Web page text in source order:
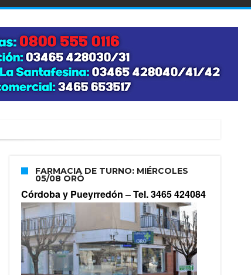
FARMACIA DE TURNO: MIÉRCOLES
05/08 ORÓ
Córdoba y Pueyrredón –Tel. 3465 424084